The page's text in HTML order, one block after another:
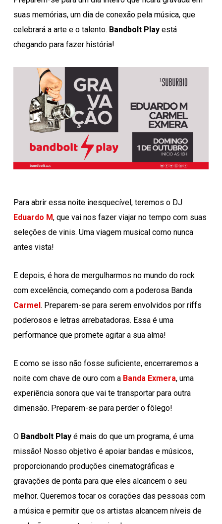
suas memórias, um dia de conexão pela música, que
celebrará a arte e o talento. Bandbolt Playestá
chegando para fazer história!
Para abrir essa noite inesquecível, teremos o DJ
Eduardo M, que vai nos fazer viajar no tempo com suas
seleções de vinis. Uma viagem musical como nunca
antes vista!
E depois, é hora de mergulharmos no mundo do rock
com excelência, começando com a poderosa Banda
Carmel . Preparem-se para serem envolvidos por riffs
poderosos e letras arrebatadoras. Essa é uma
performance que promete agitar a sua alma!
E como se isso não fosse suficiente, encerraremos a
noite com chave de ouro com a Banda Exmera, uma
experiência sonora que vai te transportar para outra
dimensão. Preparem-se para perder o fôlego!
O Bandbolt Play é mais do que um programa, é uma
missão! Nosso objetivo é apoiar bandas e músicos,
proporcionando produções cinematográficas e
gravações de ponta para que eles alcancem o seu
melhor. Queremos tocar os corações das pessoas com
a música e permitir que os artistas alcancem níveis de